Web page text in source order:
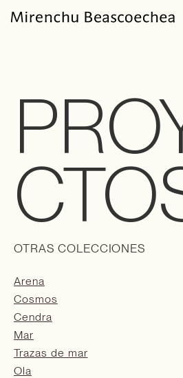
OTRAS COLECCIONES
Arena
Cosmos
Cendra
Mar
Trazas de mar
Ola